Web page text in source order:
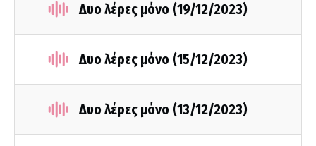
Δυο λέρες μόνο (19/12/2023)
Δυο λέρες μόνο (15/12/2023)
Δυο λέρες μόνο (13/12/2023)